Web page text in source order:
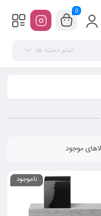
0
تمام دسته ها
موجود
ناموجود